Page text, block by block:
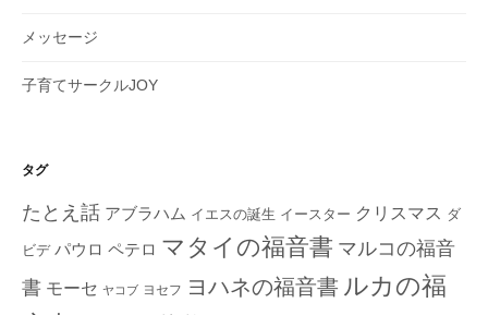
メッセージ
子育てサークルJOY
タグ
たとえ話 アブラハム イエスの誕生 イースター クリスマス ダ
ビデ パウロ ペテロ マタイの福音書 マルコの福音
書 モーセ ヤコブ ヨセフ ヨハネの福音書 ルカの福